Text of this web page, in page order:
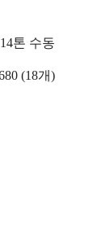
톤 수동
(18개)